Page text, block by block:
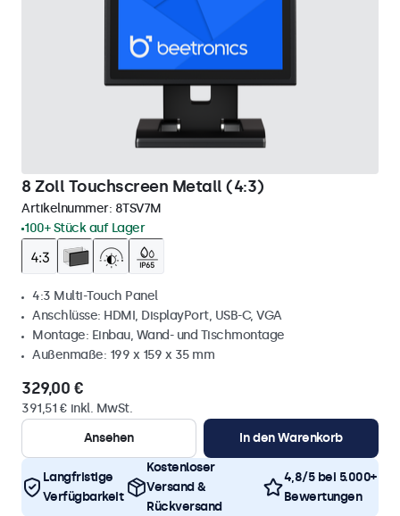
8 Zoll Touchscreen Metall (4:3)
Artikelnummer: 8TSV7M
100+ Stück auf Lager
4:3 Multi-Touch Panel
Anschlüsse: HDMI, DisplayPort, USB-C, VGA
Montage: Einbau, Wand- und Tischmontage
Außenmaße: 199 x 159 x 35 mm
329,00 €
391,51 € inkl. MwSt.
Ansehen
In den Warenkorb
Langfristige
Verfügbarkeit
Kostenloser
Versand &
Rückversand
4,8/5 bei 5.000+
Bewertungen